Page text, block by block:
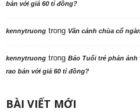
bán với giá 60 tỉ đồng?
kennytruong trong Vãn cảnh chùa cổ
kennytruong trong Báo Tuổi trẻ phản ảnh
rao bán với giá 60 tỉ đồng?
BÀI VIẾT MỚI